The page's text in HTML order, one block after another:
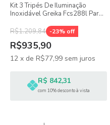
Kit 3 Tripés De Iluminação
Inoxidável Greika Fcs288l Para
R$1.209,84 -23% off
R$935,90
12 x de R$77,99 sem juros
R$ 842,31
com 10% desconto à vista